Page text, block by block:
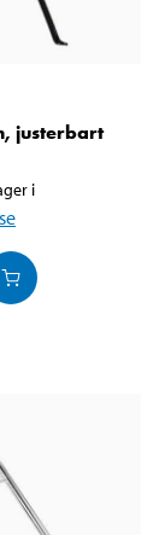
justerbart
i